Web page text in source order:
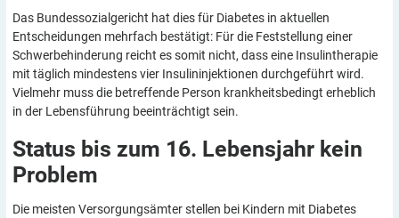
Das Bundessozialgericht hat dies für Diabetes in aktuellen
Entscheidungen mehrfach bestätigt: Für die Feststellung einer
Schwerbehinderung reicht es somit nicht, dass eine Insulintherapie
mit täglich mindestens vier Insulininjektionen durchgeführt wird.
Vielmehr muss die betreffende Person krankheitsbedingt erheblich
in der Lebensführung beeinträchtigt sein.
Status bis zum 16. Lebensjahr kein
Problem
Die meisten Versorgungsämter stellen bei Kindern mit Diabetes